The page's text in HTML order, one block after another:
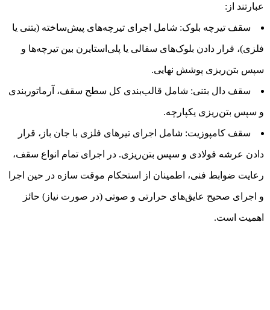
عبارتند از:
سقف تیرچه بلوک: شامل اجرای تیرچه‌های پیش‌ساخته (بتنی یا
فلزی)، قرار دادن بلوک‌های سفالی یا پلی‌استایرن بین تیرچه‌ها و
سپس بتن‌ریزی پوشش نهایی.
سقف دال بتنی: شامل قالب‌بندی کل سطح سقف، آرماتوربندی
و سپس بتن‌ریزی یکپارچه.
سقف کامپوزیت: شامل اجرای تیرهای فلزی با جان باز، قرار
دادن عرشه فولادی و سپس بتن‌ریزی. در اجرای تمام انواع سقف،
رعایت ضوابط فنی، اطمینان از استحکام موقت سازه در حین اجرا
و اجرای صحیح عایق‌های حرارتی و صوتی (در صورت نیاز) حائز
اهمیت است.